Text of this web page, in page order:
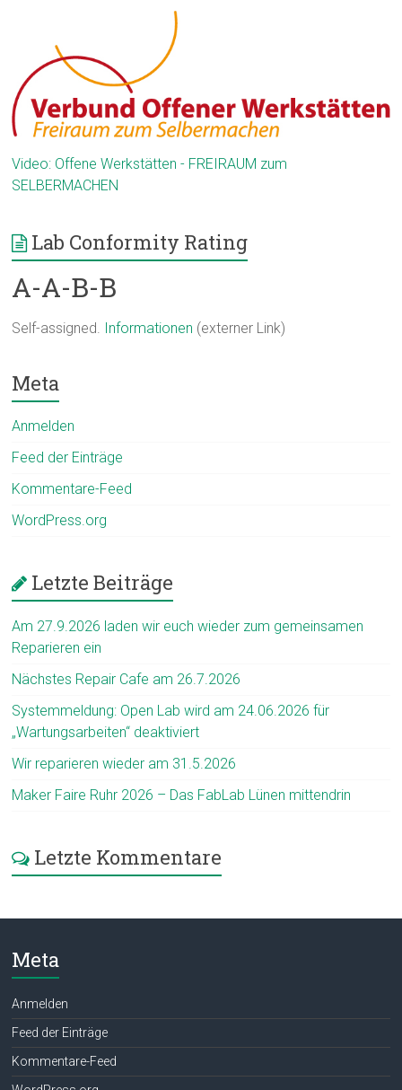
Video: Offene Werkstätten - FREIRAUM zum
SELBERMACHEN
Lab Conformity Rating
A-A-B-B
Self-assigned. Informationen (externer Link)
Meta
Anmelden
Feed der Einträge
Kommentare-Feed
WordPress.org
Letzte Beiträge
Am 27.9.2026 laden wir euch wieder zum gemeinsamen
Reparieren ein
Nächstes Repair Cafe am 26.7.2026
Systemmeldung: Open Lab wird am 24.06.2026 für
„Wartungsarbeiten“ deaktiviert
Wir reparieren wieder am 31.5.2026
Maker Faire Ruhr 2026 – Das FabLab Lünen mittendrin
Letzte Kommentare
Meta
Anmelden
Feed der Einträge
Kommentare-Feed